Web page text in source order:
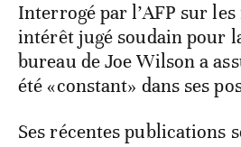
Interrogé par l’AFP sur les
intérêt jugé soudain pour
bureau de Joe Wilson a
été «constant» dans ses
Ses récentes publications